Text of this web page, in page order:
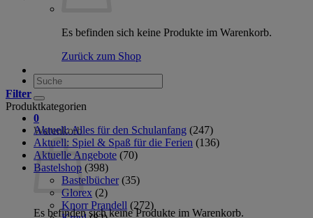
Es befinden sich keine Produkte im Warenkorb.
Zurück zum Shop
Suche
nach:
0
Warenkorb
Es befinden sich keine Produkte im Warenkorb.
Filter
Produktkategorien
Aktuell: Alles für den Schulanfang (247)
Aktuell: Spiel & Spaß für die Ferien (136)
Aktuelle Angebote (70)
Bastelshop (398)
Bastelbücher (35)
Glorex (2)
Knorr Prandell (272)